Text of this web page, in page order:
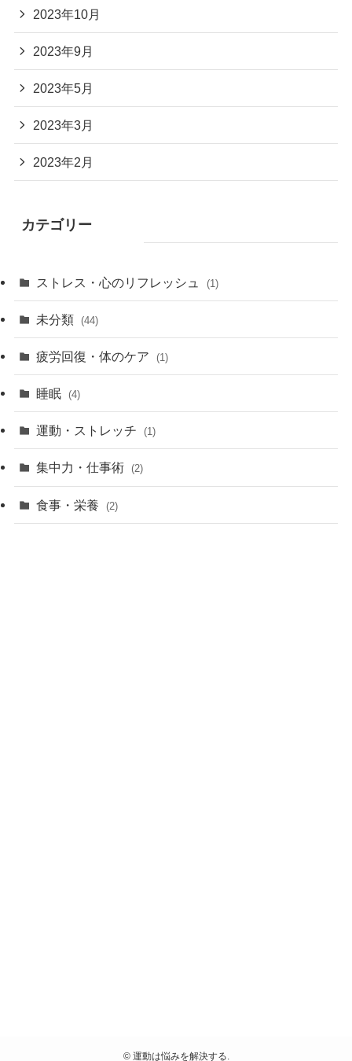
2023年10月
2023年9月
2023年5月
2023年3月
2023年2月
カテゴリー
ストレス・心のリフレッシュ (1)
未分類 (44)
疲労回復・体のケア (1)
睡眠 (4)
運動・ストレッチ (1)
集中力・仕事術 (2)
食事・栄養 (2)
©運動は悩みを解決する.